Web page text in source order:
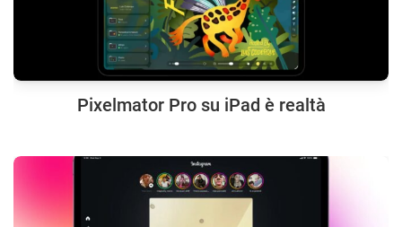
Pixelmator Pro su iPad è realtà